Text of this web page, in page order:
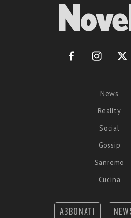
News
Reality
Social
Gossip
Sanremo
Cucina
ABBONATI